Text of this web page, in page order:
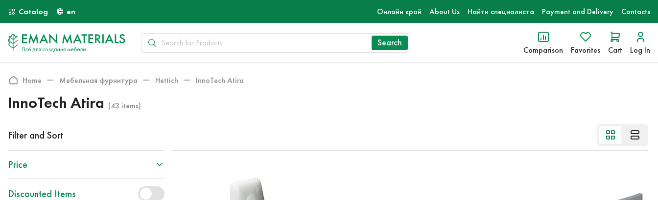
Catalog en Онлайн крой About Us Найти специалиста Payment and Delivery Contacts
Search
Comparison Favorites Cart Log In
Home Мебельная фурнитура Hettich InnoTech Atira
InnoTech Atira (43 items)
Filter and Sort
Price
Discounted Items